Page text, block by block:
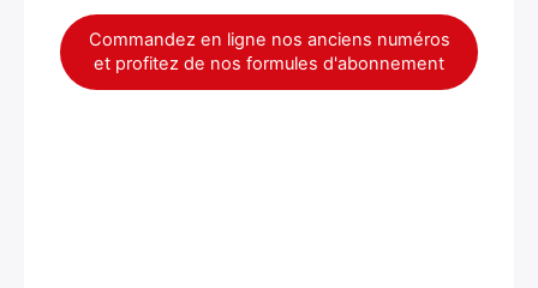
Commandez en ligne nos anciens numéros
et profitez de nos formules d'abonnement